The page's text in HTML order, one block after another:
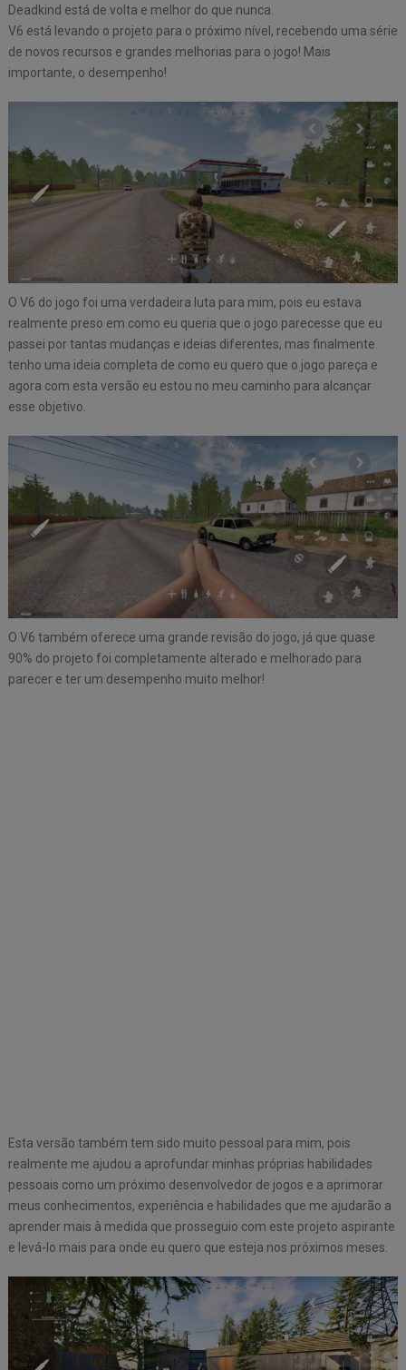
Deadkind está de volta e melhor do que nunca.
V6 está levando o projeto para o próximo nível, recebendo uma série
de novos recursos e grandes melhorias para o jogo! Mais
importante, o desempenho!
O V6 do jogo foi uma verdadeira luta para mim, pois eu estava
realmente preso em como eu queria que o jogo parecesse que eu
passei por tantas mudanças e ideias diferentes, mas finalmente
tenho uma ideia completa de como eu quero que o jogo pareça e
agora com esta versão eu estou no meu caminho para alcançar
esse objetivo.
O V6 também oferece uma grande revisão do jogo, já que quase
90% do projeto foi completamente alterado e melhorado para
parecer e ter um desempenho muito melhor!
Esta versão também tem sido muito pessoal para mim, pois
realmente me ajudou a aprofundar minhas próprias habilidades
pessoais como um próximo desenvolvedor de jogos e a aprimorar
meus conhecimentos, experiência e habilidades que me ajudarão a
aprender mais à medida que prosseguio com este projeto aspirante
e levá-lo mais para onde eu quero que esteja nos próximos meses.